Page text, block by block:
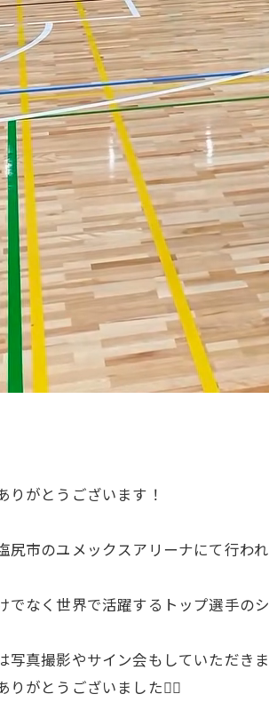
りがとうございます！
尻市のユメックスアリーナにて行わ
でなく世界で活躍するトップ選手の
写真撮影やサイン会もしていただき
りがとうございました🙇‍♂️